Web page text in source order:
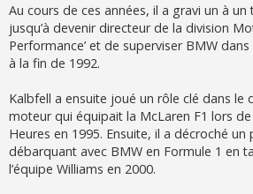
Au cours de ces années, il a gravi un à un
jusqu’à devenir directeur de la division
Performance’ et de superviser BMW
à la fin de 1992.
Kalbfell a ensuite joué un rôle clé dans le
moteur qui équipait la McLaren F1 lors
Heures en 1995. Ensuite, il a décroché un
débarquant avec BMW en Formule 1 en
l’équipe Williams en 2000.